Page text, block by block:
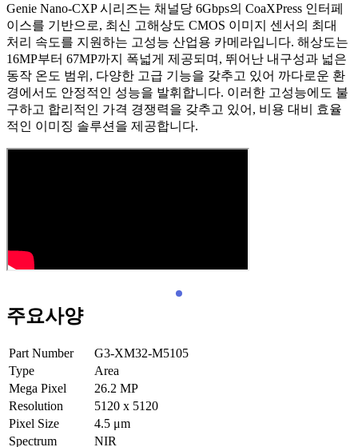
Genie Nano-CXP 시리즈는 채널당 6Gbps의 CoaXPress 인터페
이스를 기반으로, 최신 고해상도 CMOS 이미지 센서의 최대
처리 속도를 지원하는 고성능 산업용 카메라입니다. 해상도는
16MP부터 67MP까지 폭넓게 제공되며, 뛰어난 내구성과 넓은
동작 온도 범위, 다양한 고급 기능을 갖추고 있어 까다로운 환
경에서도 안정적인 성능을 발휘합니다. 이러한 고성능에도 불
구하고 합리적인 가격 경쟁력을 갖추고 있어, 비용 대비 효율
적인 이미징 솔루션을 제공합니다.
주요사양
Part Number
G3-XM32-M5105
Type
Area
Mega Pixel
26.2 MP
Resolution
5120 x 5120
Pixel Size
4.5 μm
Spectrum
NIR